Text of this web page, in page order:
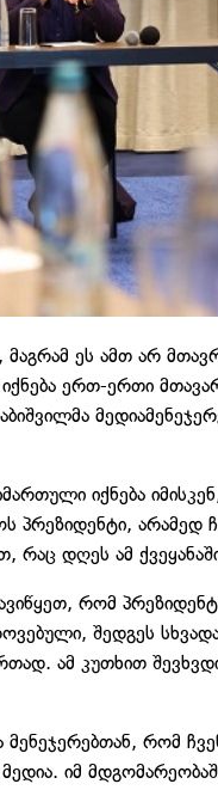
მაგრამ ეს ამთ არ
ერთ-ერთი
იქნება
არამედ
რაც დღეს ამ
რომ
შედგეს
ამ კუთხით
რომ
იმ